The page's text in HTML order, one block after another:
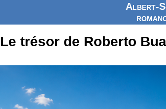
Albert-
Le trésor de Roberto